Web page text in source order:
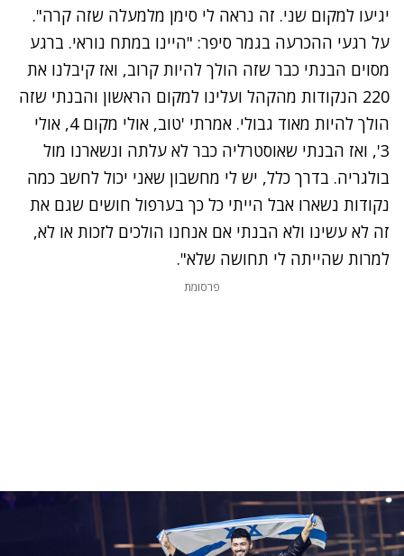
יגיעו למקום שני. זה נראה לי סימן מלמעלה שזה קרה".
על רגעי ההכרעה בגמר סיפר: "היינו במתח נוראי. ברגע
מסוים הבנתי כבר שזה הולך להיות קרוב, ואז קיבלנו את
220 הנקודות מהקהל ועלינו למקום הראשון והבנתי שזה
הולך להיות מאוד גבולי. אמרתי 'טוב, אולי מקום 4, אולי
3', ואז הבנתי שאוסטרליה כבר לא עלתה ונשארנו מול
בולגריה. בדרך כלל, יש לי מחשבון שאני יכול לחשב כמה
נקודות נשארו אבל הייתי כל כך בערפול חושים שגם את
זה לא עשינו ולא הבנתי אם אנחנו הולכים לזכות או לא,
למרות שהייתה לי תחושה שלא".
פרסומת